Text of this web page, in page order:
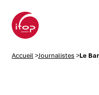
Accueil>Journalistes >